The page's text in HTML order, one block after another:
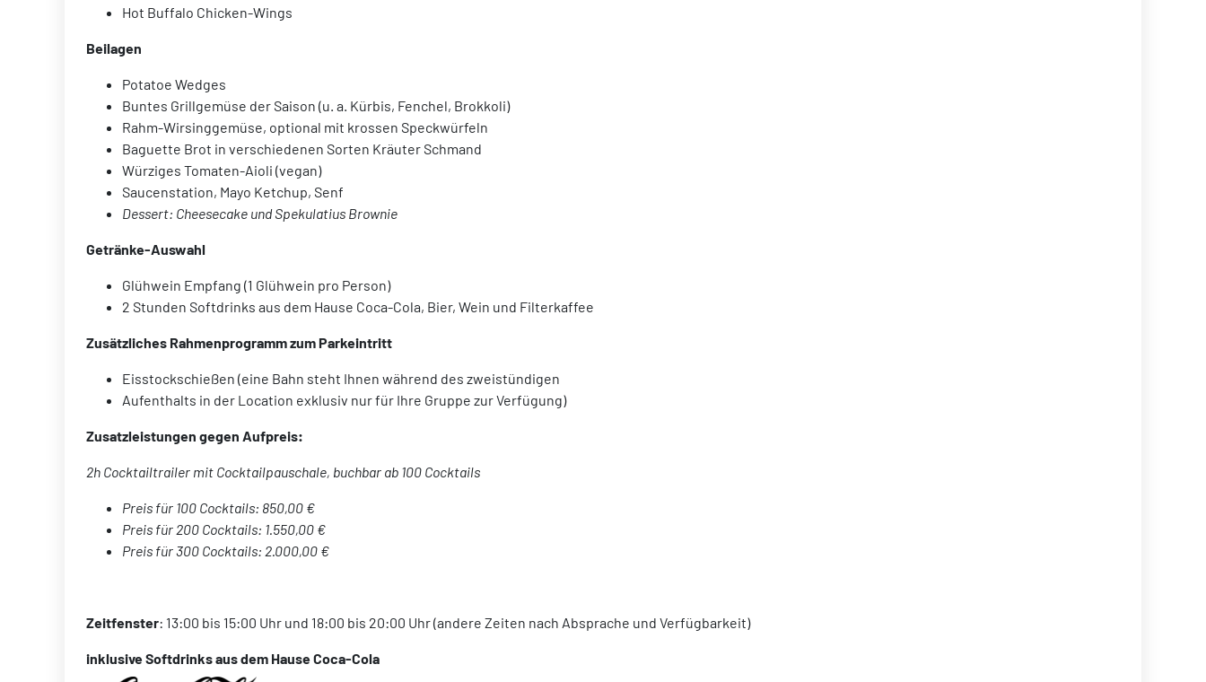
Hot Buffalo Chicken-Wings
Beilagen
Potatoe Wedges
Buntes Grillgemüse der Saison (u. a. Kürbis, Fenchel, Brokkoli)
Rahm-Wirsinggemüse, optional mit krossen Speckwürfeln
Baguette Brot in verschiedenen Sorten Kräuter Schmand
Würziges Tomaten-Aioli (vegan)
Saucenstation, Mayo Ketchup, Senf
Dessert: Cheesecake und Spekulatius Brownie
Getränke-Auswahl
Glühwein Empfang (1 Glühwein pro Person)
2 Stunden Softdrinks aus dem Hause Coca-Cola, Bier, Wein und Filterkaffee
Zusätzliches Rahmenprogramm zum Parkeintritt
Eisstockschießen (eine Bahn steht Ihnen während des zweistündigen
Aufenthalts in der Location exklusiv nur für Ihre Gruppe zur Verfügung)
Zusatzleistungen gegen Aufpreis:
2h Cocktailtrailer mit Cocktailpauschale, buchbar ab 100 Cocktails
Preis für 100 Cocktails: 850,00 €
Preis für 200 Cocktails: 1.550,00 €
Preis für 300 Cocktails: 2.000,00 €
Zeitfenster: 13:00 bis 15:00 Uhr und 18:00 bis 20:00 Uhr (andere Zeiten nach Absprache und Verfügbarkeit)
inklusive Softdrinks aus dem Hause Coca-Cola